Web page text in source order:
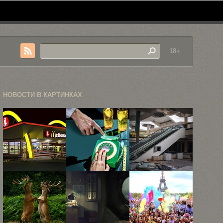
18+
НОВОСТИ В КАРТИНКАХ
Самые
необычные
места
расположения
ресторанов
иллюзорных
снимков
итальянского
фотографа ...
Фото
заброшенных
торговых
центров, или
...